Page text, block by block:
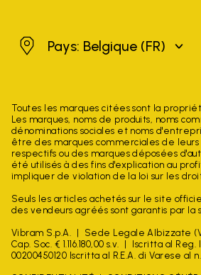
BelgiquePays: Belgique (FR)
Toutes les marques citées sont la
Les marques, noms de produits, noms
dénominations sociales et noms
être des marques commerciales de
respectifs ou des marques déposées
été utilisés à des fins d'explication au
impliquer de violation de la loi sur les
Seuls les articles achetés sur le site
des vendeurs agréés sont garantis par la
Vibram S.p.A.
Sede Legale Albizzate
Cap. Soc. € 1.116.180,00 s.v.
Iscritta al Reg.
00200450120 Iscritta al R.E.A. di Varese al n.